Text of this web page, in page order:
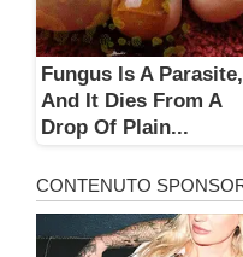
Fungus Is A Parasite,
And It Dies From A
Drop Of Plain...